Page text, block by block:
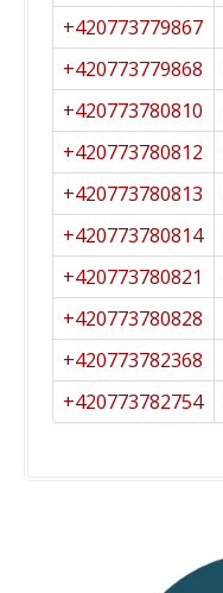
+420773779867
+420773779868
+420773780810
+420773780812
+420773780813
+420773780814
+420773780821
+420773780828
+420773782368
+420773782754